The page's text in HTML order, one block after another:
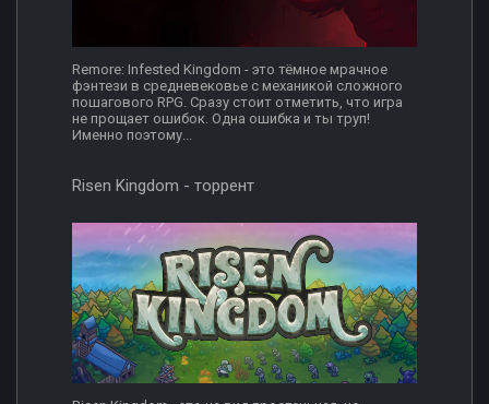
Remore: Infested Kingdom - это тёмное мрачное
фэнтези в средневековье с механикой сложного
пошагового RPG. Сразу стоит отметить, что игра
не прощает ошибок. Одна ошибка и ты труп!
Именно поэтому...
Risen Kingdom - торрент